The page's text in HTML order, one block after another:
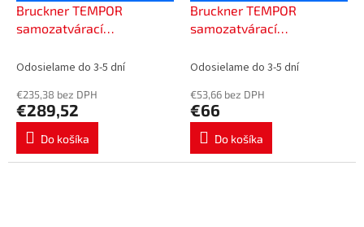
Bruckner TEMPOR
samozatvárací
ventil s reguláciou teploty,
Odosielame do 3-5 dní
€235,38 bez DPH
€289,52
Do košíka
Bruckner TEMPOR
samozatvárací
ventil, chróm 937.241.1
Odosielame do 3-5 dní
€53,66 bez DPH
€66
Do košíka